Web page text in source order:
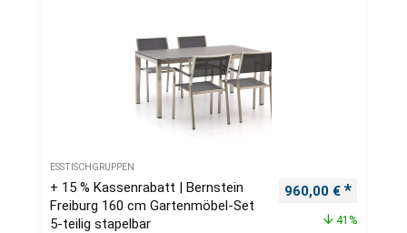
ESSTISCHGRUPPEN
+ 15 % Kassenrabatt | Bernstein
Freiburg 160 cm Gartenmöbel-Set
5-teilig stapelbar
Ursprünglicher
960,00 €
41%